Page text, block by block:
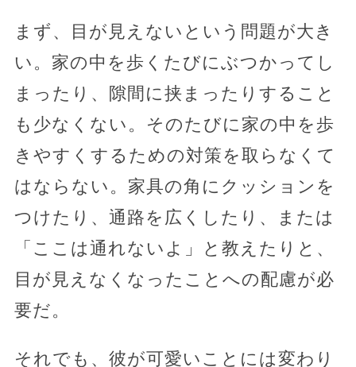
まず、目が見えないという問題が大き
い。家の中を歩くたびにぶつかってし
まったり、隙間に挟まったりすること
も少なくない。そのたびに家の中を歩
きやすくするための対策を取らなくて
はならない。家具の角にクッションを
つけたり、通路を広くしたり、または
「ここは通れないよ」と教えたりと、
目が見えなくなったことへの配慮が必
要だ。
それでも、彼が可愛いことには変わり